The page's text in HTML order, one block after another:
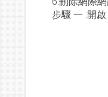
步驟 一 :開